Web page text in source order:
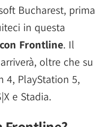
Bucharest, prima
in questa
Frontline. Il
oltre che su
4, PlayStation 5,
e Stadia.